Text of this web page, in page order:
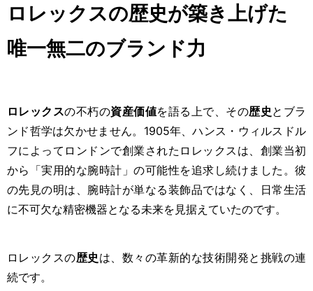
ロレックスの歴史が築き上げた
唯一無二のブランド力
ロレックスの不朽の資産価値を語る上で、その歴史 とブラ
ンド哲学は欠かせません。1905年、ハンス・ウィルスドル
フによってロンドンで創業されたロレックスは、創業当初
から「実用的な腕時計」の可能性を追求し続けました。彼
の先見の明は、腕時計が単なる装飾品ではなく、日常生活
に不可欠な精密機器となる未来を見据えていたのです。
ロレックスの歴史 は、数々の革新的な技術開発と挑戦の連
続です。